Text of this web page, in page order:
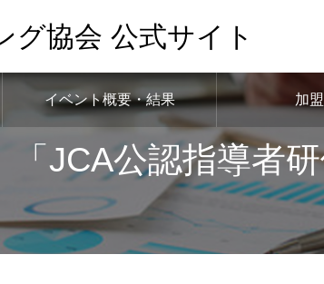
グ協会 公式サイト
イベント概要・結果 加
「JCA公認指導者